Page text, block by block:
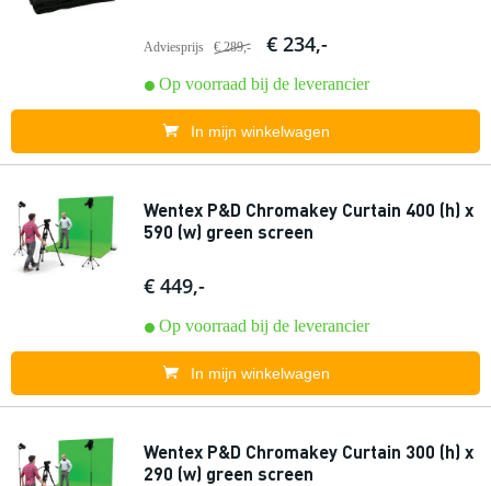
Adviesprijs € 289,- € 234,-
Op voorraad bij de leverancier
In mijn winkelwagen
Wentex P&D Chromakey Curtain 400 (h) x
590 (w) green screen
€ 449,-
Op voorraad bij de leverancier
In mijn winkelwagen
Wentex P&D Chromakey Curtain 300 (h) x
290 (w) green screen